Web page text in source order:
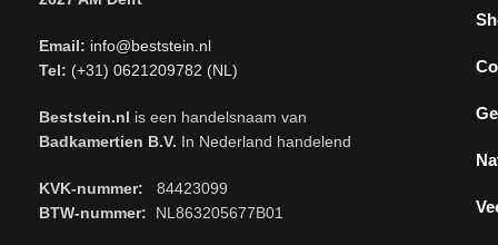
Email: info@beststein.nl
Tel: (+31) 0621209782 (NL)
Beststein.nl is een handelsnaam van
Badkamertien B.V. In Nederland handelend
KVK-nummer: 84423099
BTW-nummer: NL863205677B01